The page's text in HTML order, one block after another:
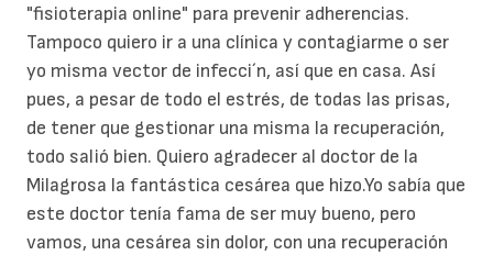
"fisioterapia online" para prevenir adherencias.
Tampoco quiero ir a una clínica y contagiarme o ser
yo misma vector de infecci´n, así que en casa. Así
pues, a pesar de todo el estrés, de todas las prisas,
de tener que gestionar una misma la recuperación,
todo salió bien. Quiero agradecer al doctor de la
Milagrosa la fantástica cesárea que hizo.Yo sabía que
este doctor tenía fama de ser muy bueno, pero
vamos, una cesárea sin dolor, con una recuperación